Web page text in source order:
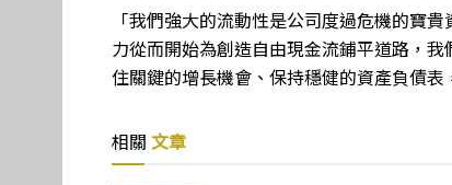
「我們強大的流動性是公司度過危機的寶
力從而開始為創造自由現金流鋪平道路，
住關鍵的增長機會、保持穩健的資產負債表
相關 文章